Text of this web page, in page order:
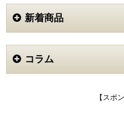
心…またはジャ
新着商品
コラム
【スポ